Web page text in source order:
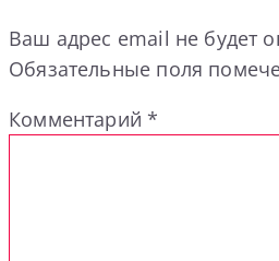
Ваш адрес email не будет
Обязательные поля
Комментарий*